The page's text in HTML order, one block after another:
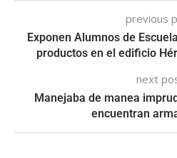
previous
Exponen Alumnos de
productos en el edificio
next
Manejaba de manea
encuentran